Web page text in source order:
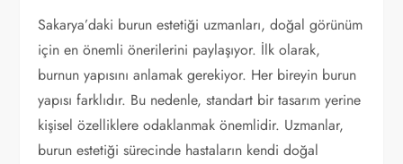
Sakarya’daki burun estetiği uzmanları, doğal görünüm
için en önemli önerilerini paylaşıyor. İlk olarak,
burnun yapısını anlamak gerekiyor. Her bireyin burun
yapısı farklıdır. Bu nedenle, standart bir tasarım yerine
kişisel özelliklere odaklanmak önemlidir. Uzmanlar,
burun estetiği sürecinde hastaların kendi doğal